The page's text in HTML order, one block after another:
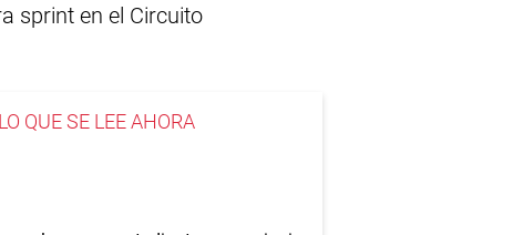
sprint en el Circuito
LO QUE SE LEE AHORA